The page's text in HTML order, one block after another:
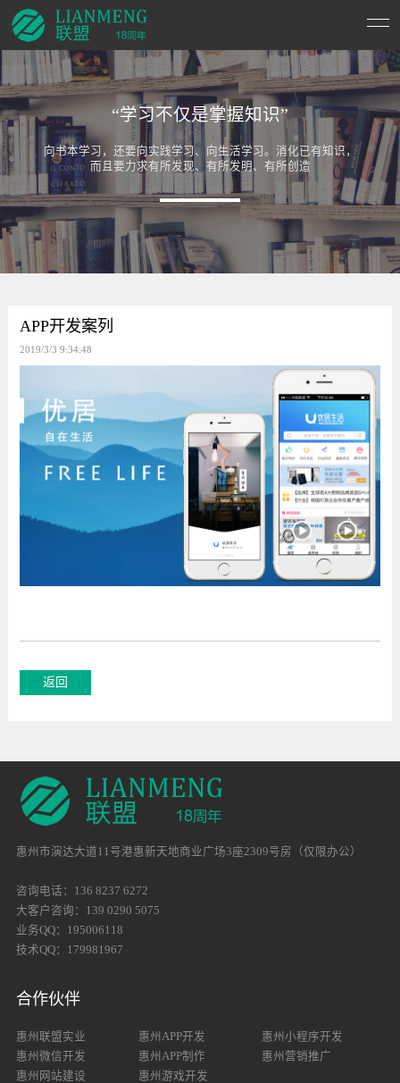
“学习不仅是掌握知识”
向书本学习，还要向实践学习、向生活学习。消化已有知识，
而且要力求有所发现、有所发明、有所创造
APP开发案列
2019/3/3 9:34:48
惠州市演达大道11号港惠新天地商业广场3座2309号房（仅限办公）
咨询电话：136 8237 6272
大客户咨询：139 0290 5075
业务QQ：195006118
技术QQ：179981967
合作伙伴
惠州联盟实业 惠州APP开发
惠州小程序开发
惠州微信开发
惠州APP制作
惠州营销推广
惠州网站建设
惠州游戏开发